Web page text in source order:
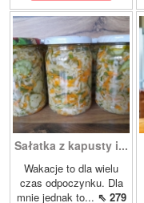
Sałatka z kapusty i...
Wakacje to dla wielu
czas odpoczynku. Dla
mnie jednak to... ⇖ 279